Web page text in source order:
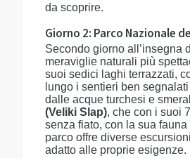
da scoprire.
Giorno 2: Parco Nazionale
Secondo giorno all’insegna
meraviglie naturali più
suoi sedici laghi terrazzati,
lungo i sentieri ben
dalle acque turchesi e
(Veliki Slap), che con i suoi
senza fiato, con la sua
parco offre diverse
adatto alle proprie esigenze.